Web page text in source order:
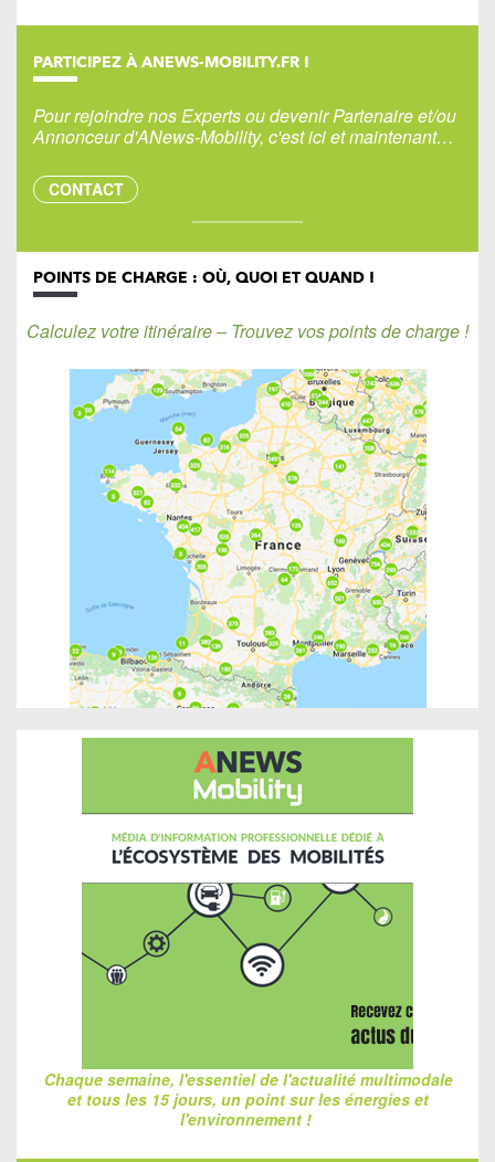
PARTICIPEZ À ANEWS-MOBILITY.FR !
Pour rejoindre nos Experts ou devenir Partenaire et/ou
Annonceur d'ANews-Mobility, c'est ici et maintenant…
CONTACT
POINTS DE CHARGE : OÙ, QUOI ET QUAND !
Calculez votre itinéraire – Trouvez vos points de charge !
Chaque semaine, l'essentiel de l'actualité multimodale
et tous les 15 jours, un point sur les énergies et
l'environnement !